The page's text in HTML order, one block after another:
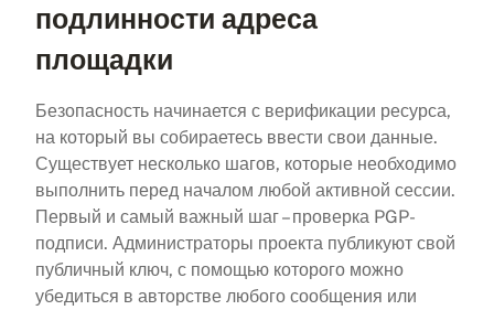
подлинности адреса
площадки
Безопасность начинается с верификации ресурса,
на который вы собираетесь ввести свои данные.
Существует несколько шагов, которые необходимо
выполнить перед началом любой активной сессии.
Первый и самый важный шаг – проверка PGP-
подписи. Администраторы проекта публикуют свой
публичный ключ, с помощью которого можно
убедиться в авторстве любого сообщения или